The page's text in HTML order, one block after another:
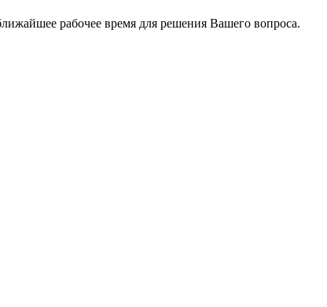
рабочее время для решения Вашего вопроса.